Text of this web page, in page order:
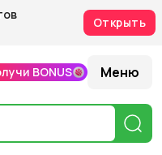
Открыть
BONUS Меню